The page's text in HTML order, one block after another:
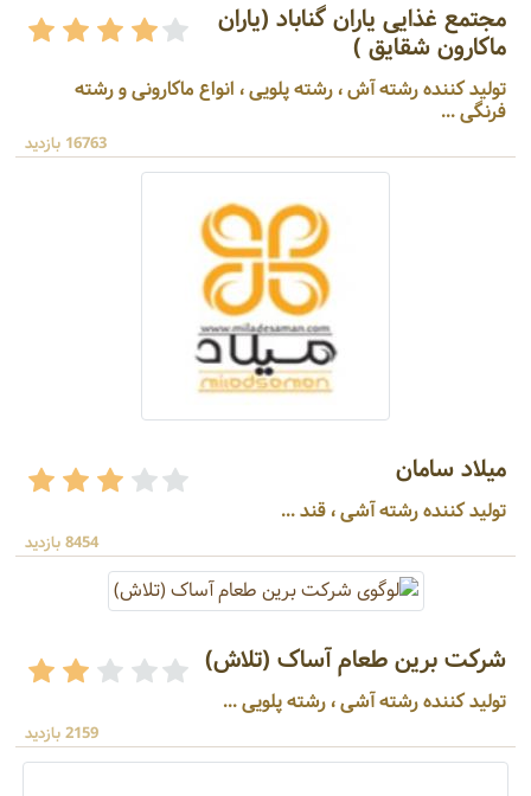
مجتمع غذایی یاران گناباد (یاران
ماکارون شقایق )
تولید کننده رشته آش ، رشته پلویی ، انواع ماکارونی و رشته
فرنگی ...
16763 بازدید
میلاد سامان
تولید کننده رشته آشی ، قند ...
8454 بازدید
شرکت برین طعام آساک (تلاش)
تولید کننده رشته آشی ، رشته پلویی ...
2159 بازدید